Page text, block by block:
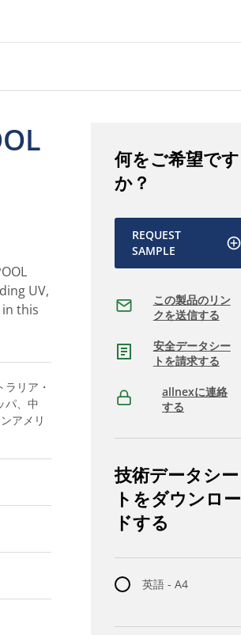
UV,
this
リア・
パ、中
アメリ
何をご希望です
か？
REQUEST
SAMPLE
この製品のリン
クを送信する
安全データシー
トを請求する
allnexに連絡
する
技術データシー
トをダウンロー
ドする
英語 - A4